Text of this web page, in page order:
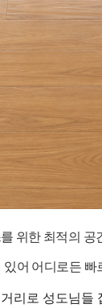
위한 최적의 공
있어 어디로든 빠
거리로 성도님들